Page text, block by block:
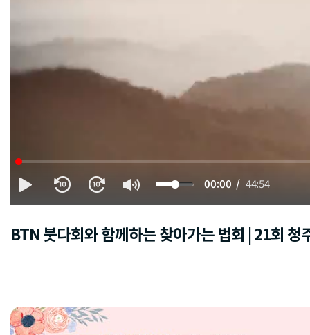
00:00 44:54
BTN 붓다회와 함께하는 찾아가는 법회 | 21회 청